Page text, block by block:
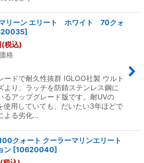
リーン エリート ホワイト 70クォ
]
(税込)
格
ードで耐久性抜群 IGLOO社製 ウルト
より、ラッチを防錆ステンレス鋼に
るアップグレード版です。耐UVの
使用していても、だいたい3年ほどで
よる劣化…
クォート クーラーマリンエリート
ン [10620040]